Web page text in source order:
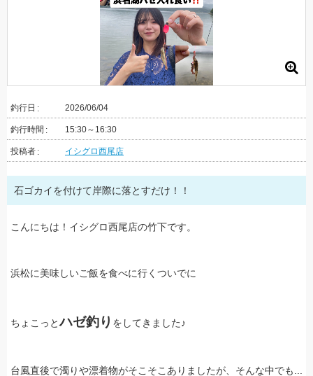
釣行日 2026/06/04
釣行時間 15:30～16:30
投稿者 イシグロ西尾店
石ゴカイを付けて岸際に落とすだけ！！
こんにちは！イシグロ西尾店の竹下です。
浜松に美味しいご飯を食べに行くついでに
ちょこっとハゼ釣り をしてきました♪
台風直後で濁りや漂着物がそこそこありましたが、そんな中でも...